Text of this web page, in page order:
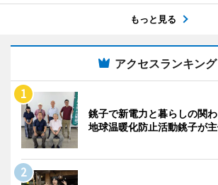
もっと見る
アクセスランキング
銚子で新電力と暮らしの関
地球温暖化防止活動銚子が